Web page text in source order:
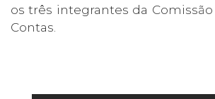
os três integrantes da
Contas.